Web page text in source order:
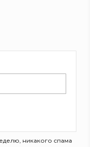
никакого спама